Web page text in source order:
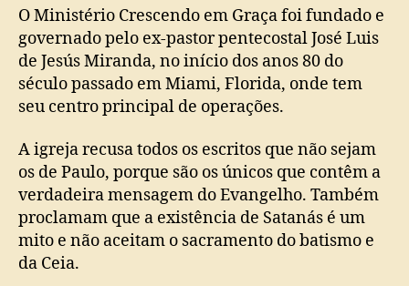
O Ministério Crescendo em Graça foi fundado e
governado pelo ex-pastor pentecostal José Luis
de Jesús Miranda, no início dos anos 80 do
século passado em Miami, Florida, onde tem
seu centro principal de operações.
A igreja recusa todos os escritos que não sejam
os de Paulo, porque são os únicos que contêm a
verdadeira mensagem do Evangelho. Também
proclamam que a existência de Satanás é um
mito e não aceitam o sacramento do batismo e
da Ceia.